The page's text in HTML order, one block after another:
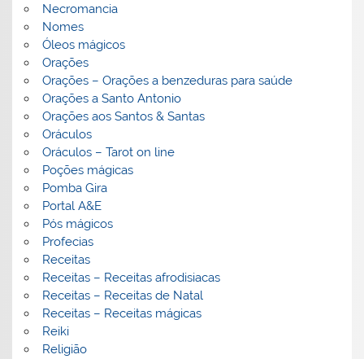
Necromancia
Nomes
Óleos mágicos
Orações
Orações – Orações a benzeduras para saúde
Orações a Santo Antonio
Orações aos Santos & Santas
Oráculos
Oráculos – Tarot on line
Poções mágicas
Pomba Gira
Portal A&E
Pós mágicos
Profecias
Receitas
Receitas – Receitas afrodisiacas
Receitas – Receitas de Natal
Receitas – Receitas mágicas
Reiki
Religião